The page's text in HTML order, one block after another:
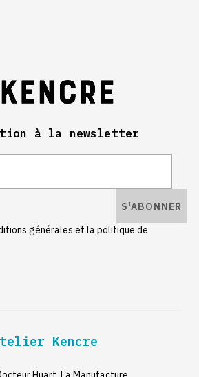
à la newsletter
S'ABONNER
générales et la politique de
Kencre